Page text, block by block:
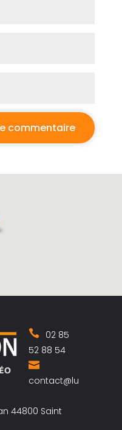
02 85
52 88 54
contact@lu
44800 Saint